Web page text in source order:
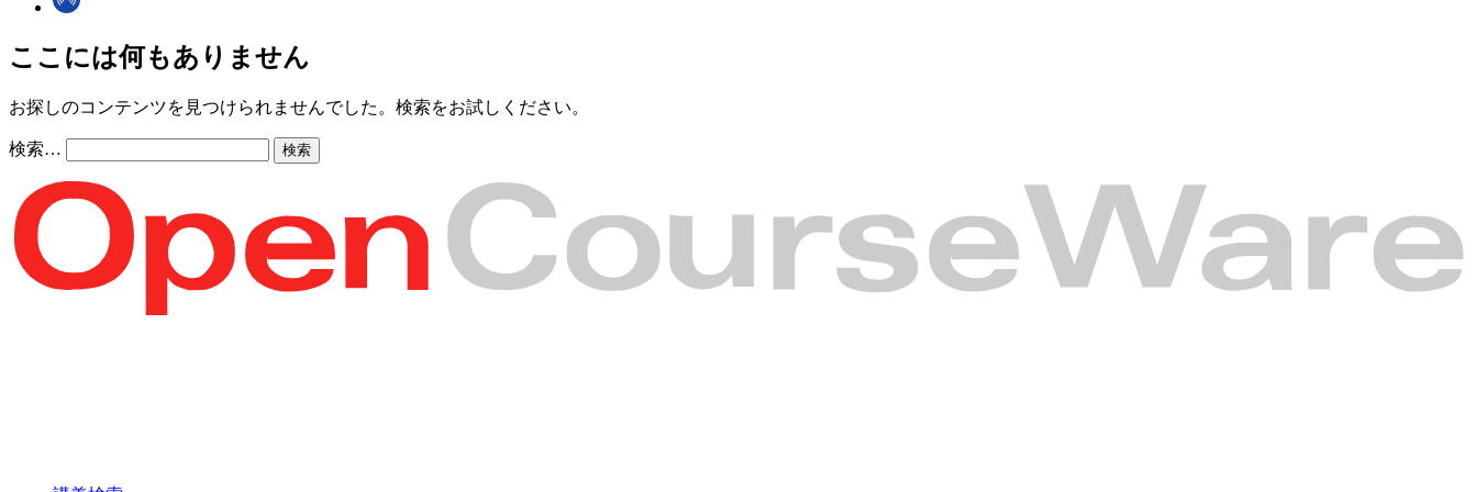
ここには何もありません
お探しのコンテンツを見つけられませんでした。検索をお試しください。
検索…